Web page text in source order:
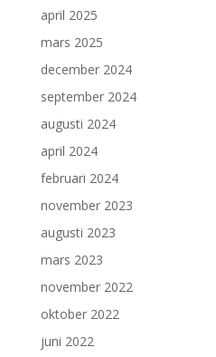
april 2025
mars 2025
december 2024
september 2024
augusti 2024
april 2024
februari 2024
november 2023
augusti 2023
mars 2023
november 2022
oktober 2022
juni 2022